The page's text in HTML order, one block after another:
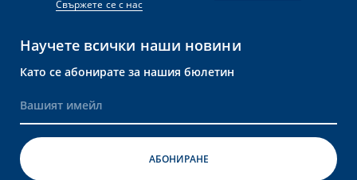
Свържете се с нас
Научете всички наши новини
Като се абонирате за нашия бюлетин